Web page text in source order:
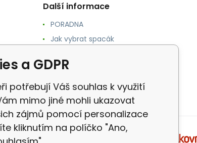
Další informace
PORADNA
Jak vybrat spacák
Jak vybrat karimatku
Reklamace
a GDPR
potřebují Váš souhlas k využití
mimo jiné mohli ukazovat
zájmů pomocí personalizace
kliknutím na políčko "Ano,